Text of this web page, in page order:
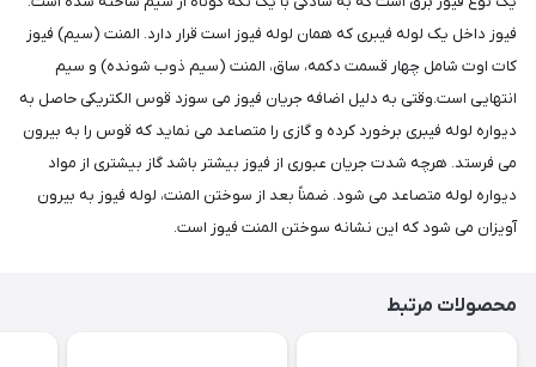
فیوز داخل یک لوله فیبری که همان لوله فیوز است قرار دارد. المنت (سیم) فیوز
کات اوت شامل چهار قسمت دکمه، ساق، المنت (سیم ذوب شونده) و سیم
انتهایی است.وقتی به دلیل اضافه جریان فیوز می سوزد قوس الکتریکی حاصل به
دیواره لوله فیبری برخورد کرده و گازی را متصاعد می نماید که قوس را به بیرون
می فرستد. هرچه شدت جریان عبوری از فیوز بیشتر باشد گاز بیشتری از مواد
دیواره لوله متصاعد می شود. ضمناً بعد از سوختن المنت، لوله فیوز به بیرون
آویزان می شود که این نشانه سوختن المنت فیوز است.
محصولات مرتبط